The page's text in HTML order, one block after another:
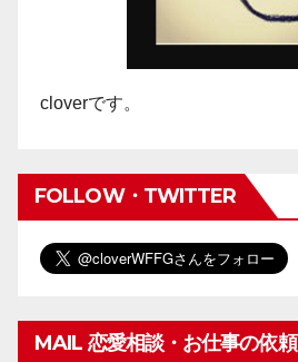
cloverです。
FOLLOW・TWITTER
MAIL 恋愛相談・お仕事の依頼